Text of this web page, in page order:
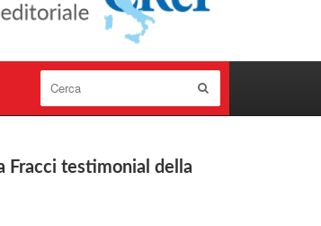
Fracci testimonial della